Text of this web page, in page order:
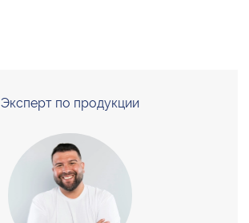
Эксперт по продукции